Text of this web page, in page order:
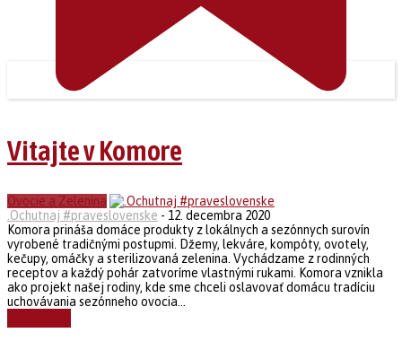
Vitajte v Komore
Ovocie a Zelenina
.Ochutnaj #praveslovenske - 12. decembra 2020
Komora prináša domáce produkty z lokálnych a sezónnych surovín
vyrobené tradičnými postupmi. Džemy, lekváre, kompóty, ovotely,
kečupy, omáčky a sterilizovaná zelenina. Vychádzame z rodinných
receptov a každý pohár zatvoríme vlastnými rukami. Komora vznikla
ako projekt našej rodiny, kde sme chceli oslavovať domácu tradíciu
uchovávania sezónneho ovocia...